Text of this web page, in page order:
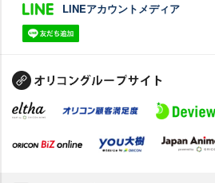
LINEアカウントメディア